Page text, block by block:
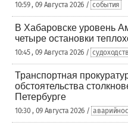
10:59 , 09 Августа 2026 / события
В Хабаровске уровень
четыре остановки
10:45 , 09 Августа 2026 /
Транспортная
обстоятельства
Петербурге
10:30 , 09 Августа 2026 /